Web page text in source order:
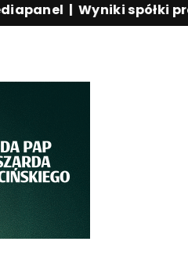
|Wyniki spółki